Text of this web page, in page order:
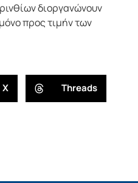
διοργανώνουν
προς τιμήν των
X Threads